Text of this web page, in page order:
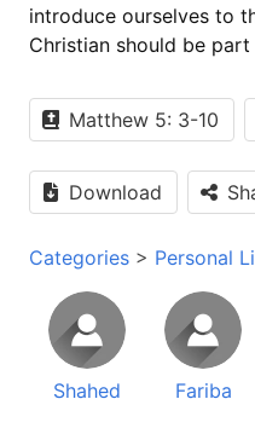
introduce ourselves to
Christian should be
Matthew 5: 3-10
Download
Categories > Personal
Shahed Fariba